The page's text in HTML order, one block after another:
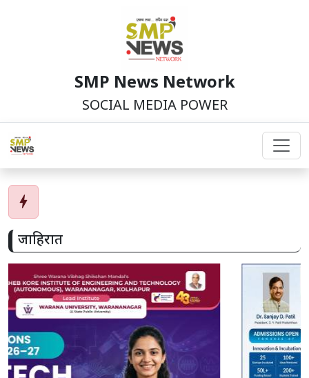
SMP News Network
SOCIAL MEDIA POWER
bolt
जाहिरात